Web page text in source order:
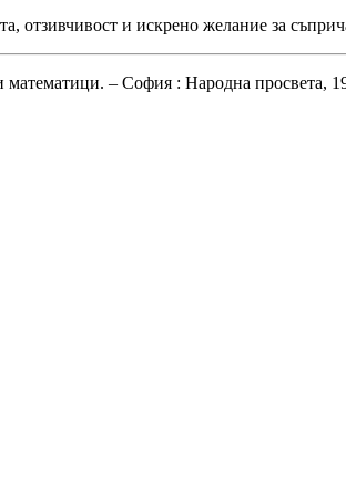
отзивчивост и искрено желание за
математици. – София : Народна просвета,